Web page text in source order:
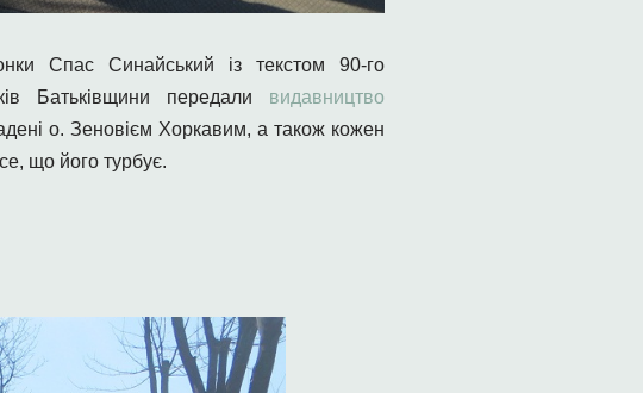
Спас Синайський із текстом 90-го
Батьківщини передали видавництво
о. Зеновієм Хоркавим, а також кожен
що його турбує.